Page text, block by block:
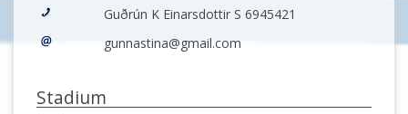
Guðrún K Einarsdottir S 6945421
gunnastina@gmail.com
Stadium